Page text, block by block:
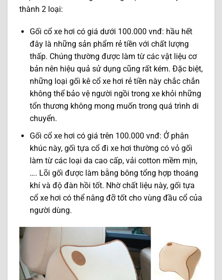
thành 2 loại:
Gối cổ xe hơi có giá dưới 100.000 vnđ: hầu hết
đây là những sản phẩm rẻ tiền với chất lượng
thấp. Chúng thường được làm từ các vật liệu cơ
bản nên hiệu quả sử dụng cũng rất kém. Đặc biệt,
những loại gối kê cổ xe hơi rẻ tiền này chắc chắn
không thể bảo vệ người ngồi trong xe khỏi những
tổn thương không mong muốn trong quá trình di
chuyển.
Gối cổ xe hơi có giá trên 100.000 vnđ: Ở phân
khúc này, gối tựa cổ đi xe hơi thường có vỏ gối
làm từ các loại da cao cấp, vải cotton mềm mịn,
…. Lõi gối được làm bằng bông tổng hợp thoáng
khí và độ đàn hồi tốt. Nhờ chất liệu này, gối tựa
cổ xe hơi có thể nâng đỡ tốt cho vùng đầu cổ của
người dùng.